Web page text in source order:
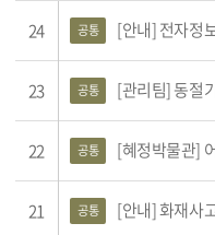
24 공통 [안내] 전자정보/
23 공통 [관리팀] 동절
22 공통 [혜정박물관]
21 공통 [안내] 화재사